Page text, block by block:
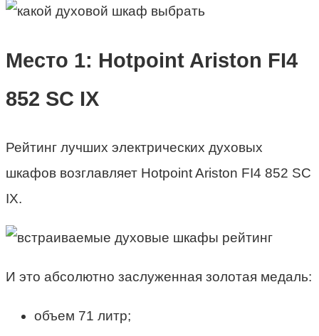
Место 1: Hotpoint Ariston FI4
852 SC IX
Рейтинг лучших электрических духовых
шкафов возглавляет Hotpoint Ariston FI4 852 SC
IX.
И это абсолютно заслуженная золотая медаль:
объем 71 литр;